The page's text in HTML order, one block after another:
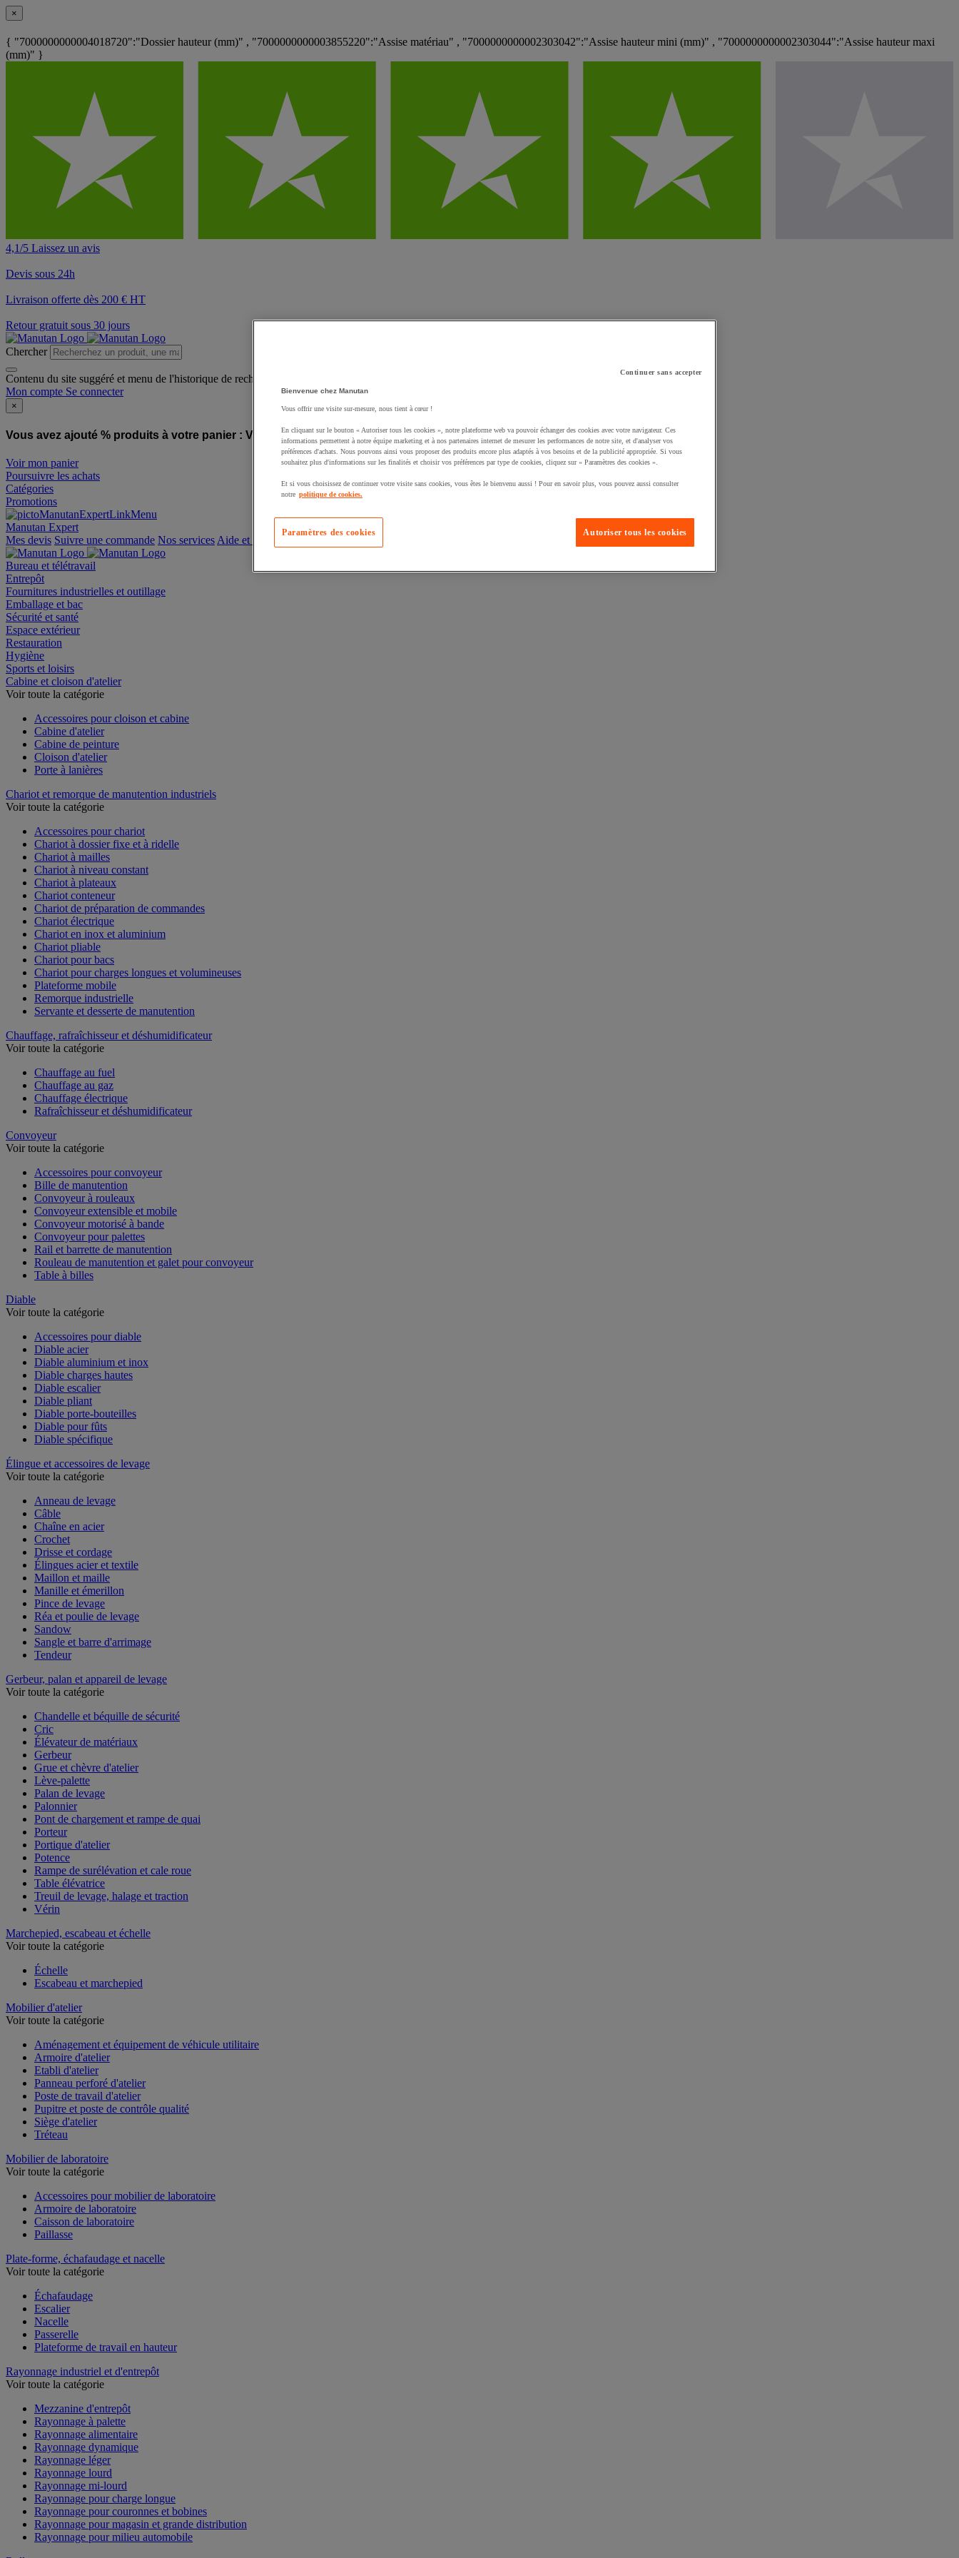
×
{ "7000000000004018720":"Dossier hauteur (mm)" , "7000000000003855220":"Assise matériau" , "7000000000002303042":"Assise hauteur mini (mm)" , "7000000000002303044":"Assise hauteur maxi
(mm)" }
4,1/5 Laissez un avis
Devis sous 24h
Livraison offerte dès 200 € HT
Retour gratuit sous 30 jours
Chercher
Contenu du site suggéré et menu de l'historique de recherche
Mon compte Se connecter
×
Vous avez ajouté % produits à votre panier : Vous avez ajouté un produit à votre panier :
Voir mon panier
Poursuivre les achats
Catégories
Promotions
Manutan Expert
offre reconditionnée
Mes devis Suivre une commande Nos services Aide et contact
Bureau et télétravail
Entrepôt
Fournitures industrielles et outillage
Emballage et bac
Sécurité et santé
Espace extérieur
Restauration
Hygiène
Sports et loisirs
Cabine et cloison d'atelier
Accessoires pour cloison et cabine
Cabine d'atelier
Cabine de peinture
Cloison d'atelier
Chariot et remorque de manutention industriels
Accessoires pour chariot
Chariot à dossier fixe et à ridelle
Chariot à mailles
Chariot à niveau constant
Chariot à plateaux
Chariot conteneur
Chariot de préparation de commandes
Chariot électrique
Chariot en inox et aluminium
Chariot pliable
Chariot pour bacs
Chariot pour charges longues et volumineuses
Plateforme mobile
Remorque industrielle
Chauffage, rafraîchisseur et déshumidificateur
Chauffage au fuel
Chauffage au gaz
Chauffage électrique
Convoyeur
Accessoires pour convoyeur
Bille de manutention
Convoyeur à rouleaux
Convoyeur extensible et mobile
Convoyeur motorisé à bande
Convoyeur pour palettes
Rail et barrette de manutention
Rouleau de manutention et galet pour convoyeur
Diable
Accessoires pour diable
Diable acier
Diable aluminium et inox
Diable charges hautes
Diable escalier
Diable pliant
Diable porte-bouteilles
Diable pour fûts
Élingue et accessoires de levage
Anneau de levage
Câble
Chaîne en acier
Crochet
Drisse et cordage
Élingues acier et textile
Maillon et maille
Manille et émerillon
Pince de levage
Réa et poulie de levage
Sandow
Sangle et barre d'arrimage
Gerbeur, palan et appareil de levage
Chandelle et béquille de sécurité
Cric
Élévateur de matériaux
Gerbeur
Grue et chèvre d'atelier
Lève-palette
Palan de levage
Palonnier
Pont de chargement et rampe de quai
Porteur
Portique d'atelier
Potence
Rampe de surélévation et cale roue
Table élévatrice
Treuil de levage, halage et traction
Marchepied, escabeau et échelle
Échelle
Mobilier d'atelier
Aménagement et équipement de véhicule utilitaire
Armoire d'atelier
Etabli d'atelier
Panneau perforé d'atelier
Poste de travail d'atelier
Pupitre et poste de contrôle qualité
Siège d'atelier
Mobilier de laboratoire
Accessoires pour mobilier de laboratoire
Armoire de laboratoire
Caisson de laboratoire
Plate-forme, échafaudage et nacelle
Échafaudage
Escalier
Nacelle
Passerelle
Rayonnage industriel et d'entrepôt
Mezzanine d'entrepôt
Rayonnage à palette
Rayonnage alimentaire
Rayonnage dynamique
Rayonnage léger
Rayonnage lourd
Rayonnage mi-lourd
Rayonnage pour charge longue
Rayonnage pour couronnes et bobines
Rayonnage pour magasin et grande distribution
Continuer sans accepter
Bienvenue chez Manutan
Vous offrir une visite sur-mesure, nous tient à cœur !
En cliquant sur le bouton « Autoriser tous les cookies », notre plateforme web va pouvoir échanger des cookies avec votre navigateur. Ces
informations permettent à notre équipe marketing et à nos partenaires internet de mesurer les performances de notre site, et d'analyser vos
préférences d'achats. Nous pouvons ainsi vous proposer des produits encore plus adaptés à vos besoins et de la publicité appropriée. Si vous
souhaitez plus d'informations sur les finalités et choisir vos préférences par type de cookies, cliquez sur « Paramètres des cookies ».
Et si vous choisissez de continuer votre visite sans cookies, vous êtes le bienvenu aussi ! Pour en savoir plus, vous pouvez aussi consulter
notre politique de cookies.
Autoriser tous les cookies
Paramètres des cookies